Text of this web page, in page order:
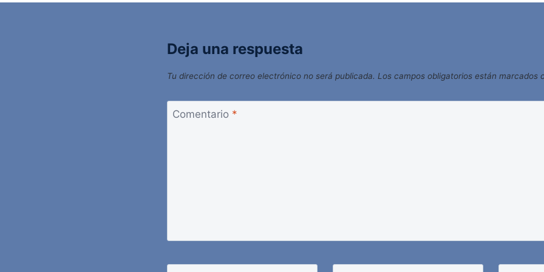
Deja una respuesta
Tu dirección de correo electrónico no será publicada. Los campos obligatorios están marcados
Comentario *